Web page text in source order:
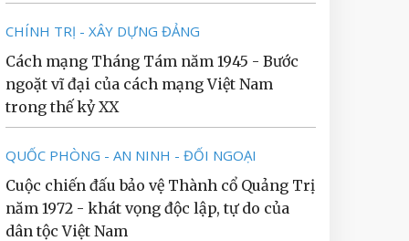
CHÍNH TRỊ - XÂY DỰNG ĐẢNG
Cách mạng Tháng Tám năm 1945 - Bước
ngoặt vĩ đại của cách mạng Việt Nam
trong thế kỷ XX
QUỐC PHÒNG - AN NINH - ĐỐI NGOẠI
Cuộc chiến đấu bảo vệ Thành cổ Quảng Trị
năm 1972 - khát vọng độc lập, tự do của
dân tộc Việt Nam